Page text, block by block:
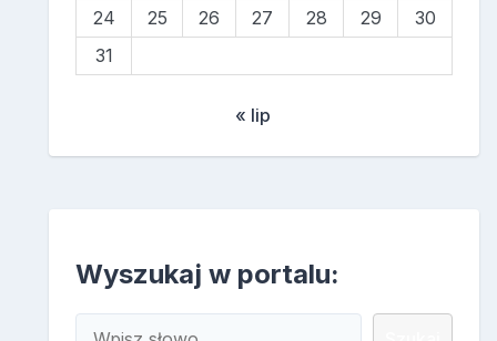
24
25 26 27 28 29
30
31
« lip
Wyszukaj w portalu: